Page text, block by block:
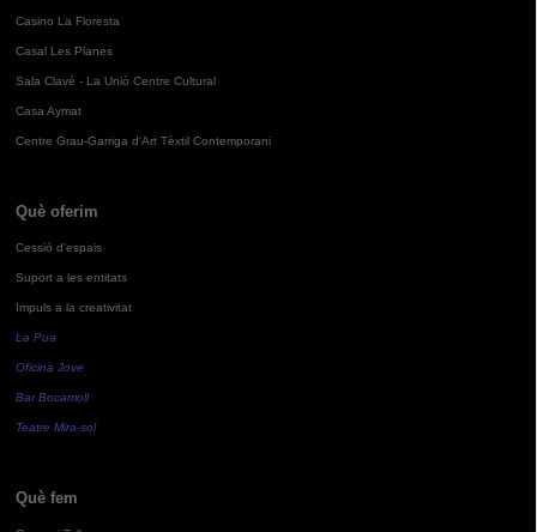
Casino La Floresta
Casal Les Planes
Sala Clavé - La Unió Centre Cultural
Casa Aymat
Centre Grau-Garriga d'Art Tèxtil Contemporani
Què oferim
Cessió d'espais
Suport a les entitats
Impuls a la creativitat
La Pua
Oficina Jove
Bar Bocamoll
Teatre Mira-sol
Què fem